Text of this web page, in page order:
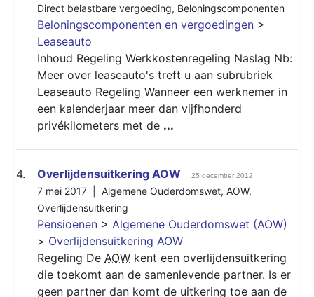
Direct belastbare vergoeding, Beloningscomponenten
Beloningscomponenten en vergoedingen >
Leaseauto
Inhoud Regeling Werkkostenregeling Naslag Nb:
Meer over leaseauto's treft u aan subrubriek
Leaseauto Regeling Wanneer een werknemer in
een kalenderjaar meer dan vijfhonderd
privékilometers met de ...
4. Overlijdensuitkering AOW 25 december 2012
7 mei 2017 | Algemene Ouderdomswet, AOW,
Overlijdensuitkering
Pensioenen > Algemene Ouderdomswet (AOW)
> Overlijdensuitkering AOW
Regeling De AOW kent een overlijdensuitkering
die toekomt aan de samenlevende partner. Is er
geen partner dan komt de uitkering toe aan de